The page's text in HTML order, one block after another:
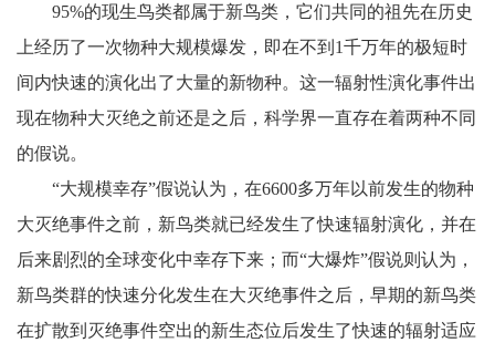
95%的现生鸟类都属于新鸟类，它们共同的祖先在历史
上经历了一次物种大规模爆发，即在不到1千万年的极短时
间内快速的演化出了大量的新物种。这一辐射性演化事件出
现在物种大灭绝之前还是之后，科学界一直存在着两种不同
的假说。
“大规模幸存”假说认为，在6600多万年以前发生的物种
大灭绝事件之前，新鸟类就已经发生了快速辐射演化，并在
后来剧烈的全球变化中幸存下来；而“大爆炸”假说则认为，
新鸟类群的快速分化发生在大灭绝事件之后，早期的新鸟类
在扩散到灭绝事件空出的新生态位后发生了快速的辐射适应